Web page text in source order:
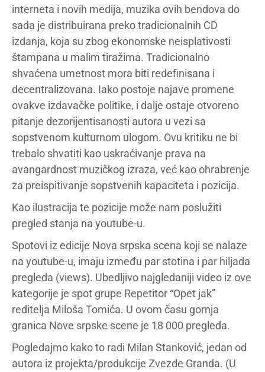
interneta i novih medija, muzika ovih bendova do
sada je distribuirana preko tradicionalnih CD
izdanja, koja su zbog ekonomske neisplativosti
štampana u malim tiražima. Tradicionalno
shvaćena umetnost mora biti redefinisana i
decentralizovana. Iako postoje najave promene
ovakve izdavačke politike, i dalje ostaje otvoreno
pitanje dezorijentisanosti autora u vezi sa
sopstvenom kulturnom ulogom. Ovu kritiku ne bi
trebalo shvatiti kao uskraćivanje prava na
avangardnost muzičkog izraza, već kao ohrabrenje
za preispitivanje sopstvenih kapaciteta i pozicija.
Kao ilustracija te pozicije može nam poslužiti
pregled stanja na youtube-u.
Spotovi iz edicije Nova srpska scena koji se nalaze
na youtube-u, imaju između par stotina i par hiljada
pregleda (views). Ubedljivo najgledaniji video iz ove
kategorije je spot grupe Repetitor “Opet jak”
reditelja Miloša Tomića. U ovom času gornja
granica Nove srpske scene je 18 000 pregleda.
Pogledajmo kako to radi Milan Stanković, jedan od
autora iz projekta/produkcije Zvezde Granda. (U